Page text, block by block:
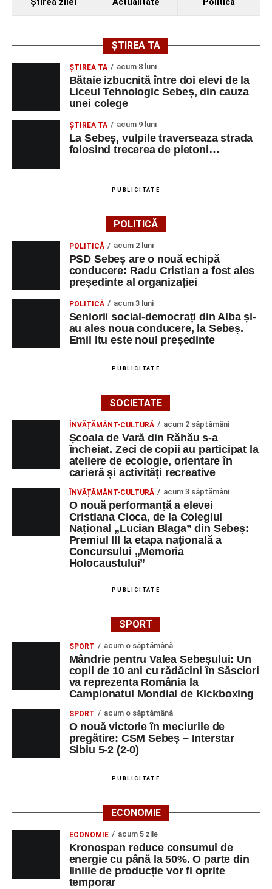
Ştirea zilei Actualitate Politică
ȘTIREA TA
ŞTIREA TA acum 8 luni
Bătaie izbucnită între doi elevi de la
Liceul Tehnologic Sebeș, din cauza
unei colege
ŞTIREA TA acum 9 luni
La Sebeș, vulpile traverseaza strada
folosind trecerea de pietoni…
PUBLICITATE
POLITICĂ
POLITICĂ acum 2 luni
PSD Sebeș are o nouă echipă
conducere: Radu Cristian a fost ales
președinte al organizației
POLITICĂ acum 3 luni
Seniorii social-democrați din Alba și-
au ales noua conducere, la Sebeș.
Emil Itu este noul președinte
PUBLICITATE
SOCIETATE
ÎNVĂȚĂMÂNT-CULTURĂ acum 2 săptămâni
Școala de Vară din Răhău s-a
încheiat. Zeci de copii au participat la
ateliere de ecologie, orientare în
carieră și activități recreative
ÎNVĂȚĂMÂNT-CULTURĂ acum 3 săptămâni
O nouă performanță a elevei
Cristiana Cioca, de la Colegiul
Național „Lucian Blaga” din Sebeș:
Premiul III la etapa națională a
Concursului „Memoria
Holocaustului”
PUBLICITATE
SPORT
SPORT acum o săptămână
Mândrie pentru Valea Sebeșului: Un
copil de 10 ani cu rădăcini în Săsciori
va reprezenta România la
Campionatul Mondial de Kickboxing
SPORT acum o săptămână
O nouă victorie în meciurile de
pregătire: CSM Sebeș – Interstar
Sibiu 5-2 (2-0)
PUBLICITATE
ECONOMIE
ECONOMIE acum 5 zile
Kronospan reduce consumul de
energie cu până la 50%. O parte din
liniile de producție vor fi oprite
temporar